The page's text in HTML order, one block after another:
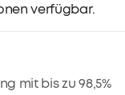
verfügbar.
mit bis zu 98,5%